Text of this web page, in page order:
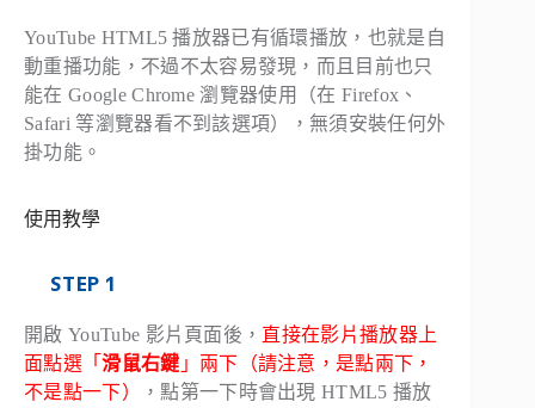
YouTube HTML5 播放器已有循環播放，也就是自
動重播功能，不過不太容易發現，而且目前也只
能在 Google Chrome 瀏覽器使用（在 Firefox、
Safari 等瀏覽器看不到該選項），無須安裝任何外
掛功能。
使用教學
STEP 1
開啟 YouTube 影片頁面後， 直接在影片播放器上
面點選「滑鼠右鍵 」兩下（請注意，是點兩下，
不是點一下）
，點第一下時會出現 HTML5 播放